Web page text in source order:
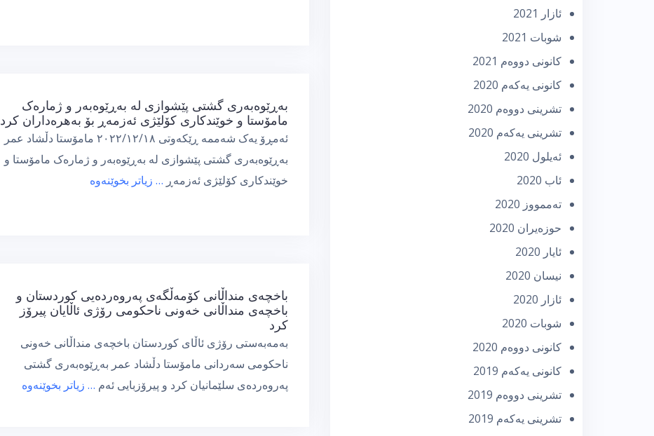
بەڕێوەبەری گشتی پێشوازی لە بەڕێوەبەر و ژمارەک
مامۆستا و خوێندکاری کۆلێژی ئەزمەڕ بۆ بەهرەداران کرد
ئەمڕۆ یەک شەممە ڕێکەوتی ٢٠٢٢/١٢/١٨ مامۆستا دڵشاد عمر
بەڕێوەبەری گشتی پێشوازی لە بەڕێوەبەر و ژمارەک مامۆستا و
خوێندکاری کۆلێژی ئەزمەڕ … زیاتر بخوێنەوە
باخچەی منداڵانی کۆمەڵگەی پەروەردەیی کوردستان و
باخچەی منداڵانی خەونی ناحکومی رۆژی ئاڵایان پیرۆز
كرد
بەمەبەستی رۆژی ئاڵای کوردستان باخچەی منداڵانی خەونی
ناحکومی سەردانی مامۆستا دڵشاد عمر بەڕێوەبەری گشتی
پەروەردەی سلێمانیان کرد و پیرۆزبایی ئەم … زیاتر بخوێنەوە
ئازار 2021
شوبات 2021
كانونی دووه‌م 2021
كانونی یه‌كه‌م 2020
تشرینی دووه‌م 2020
تشرینی یه‌كه‌م 2020
ئه‌یلول 2020
ئاب 2020
تەممووز 2020
حوزه‌یران 2020
ئایار 2020
نیسان 2020
ئازار 2020
شوبات 2020
كانونی دووه‌م 2020
كانونی یه‌كه‌م 2019
تشرینی دووه‌م 2019
تشرینی یه‌كه‌م 2019